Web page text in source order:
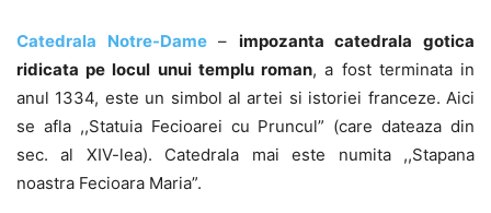
Catedrala Notre-Dame– impozanta catedrala gotica
ridicata pe locul unui templu roman, a fost terminata in
anul 1334, este un simbol al artei si istoriei franceze. Aici
se afla ,,Statuia Fecioarei cu Pruncul” (care dateaza din
sec. al XIV-lea). Catedrala mai este numita ,,Stapana
noastra Fecioara Maria”.